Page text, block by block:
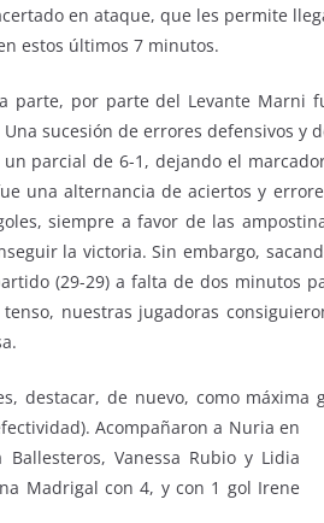
en ataque, que les permite
estos últimos 7 minutos.
parte, por parte del Levante
sucesión de errores defensivos
parcial de 6-1, dejando el
una alternancia de aciertos y
siempre a favor de las
la victoria. Sin embargo,
(29-29) a falta de dos minutos
nuestras jugadoras
destacar, de nuevo, como
Acompañaron a Nuria en
Vanessa Rubio y Lidia
Madrigal con 4, y con 1 gol Irene